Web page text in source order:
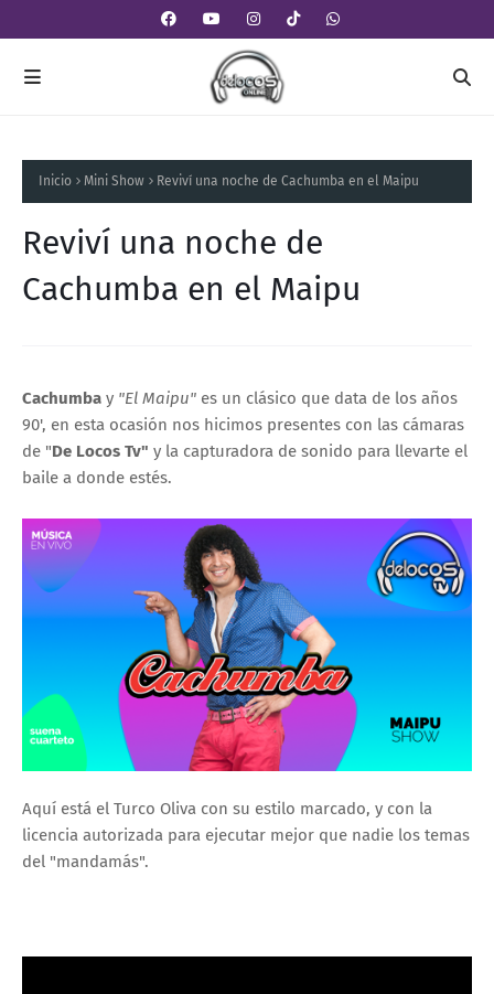
Inicio Mini Show Reviví una noche de Cachumba en el Maipu
Reviví una noche de
Cachumba en el Maipu
Cachumba y "El Maipu" es un clásico que data de los años
90', en esta ocasión nos hicimos presentes con las cámaras
de "De Locos Tv" y la capturadora de sonido para llevarte el
baile a donde estés.
Aquí está el Turco Oliva con su estilo marcado, y con la
licencia autorizada para ejecutar mejor que nadie los temas
del "mandamás".